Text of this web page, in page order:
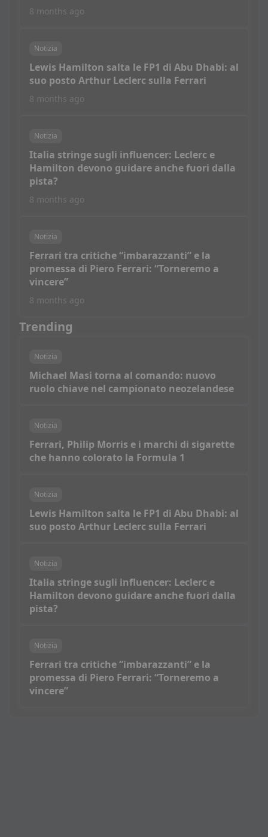
8 months ago
Notizia
Lewis Hamilton salta le FP1 di Abu Dhabi: al
suo posto Arthur Leclerc sulla Ferrari
8 months ago
Notizia
Italia stringe sugli influencer: Leclerc e
Hamilton devono guidare anche fuori dalla
pista?
8 months ago
Notizia
Ferrari tra critiche “imbarazzanti” e la
promessa di Piero Ferrari: “Torneremo a
vincere”
8 months ago
Trending
Notizia
Michael Masi torna al comando: nuovo
ruolo chiave nel campionato neozelandese
Notizia
Ferrari, Philip Morris e i marchi di sigarette
che hanno colorato la Formula 1
Notizia
Lewis Hamilton salta le FP1 di Abu Dhabi: al
suo posto Arthur Leclerc sulla Ferrari
Notizia
Italia stringe sugli influencer: Leclerc e
Hamilton devono guidare anche fuori dalla
pista?
Notizia
Ferrari tra critiche “imbarazzanti” e la
promessa di Piero Ferrari: “Torneremo a
vincere”